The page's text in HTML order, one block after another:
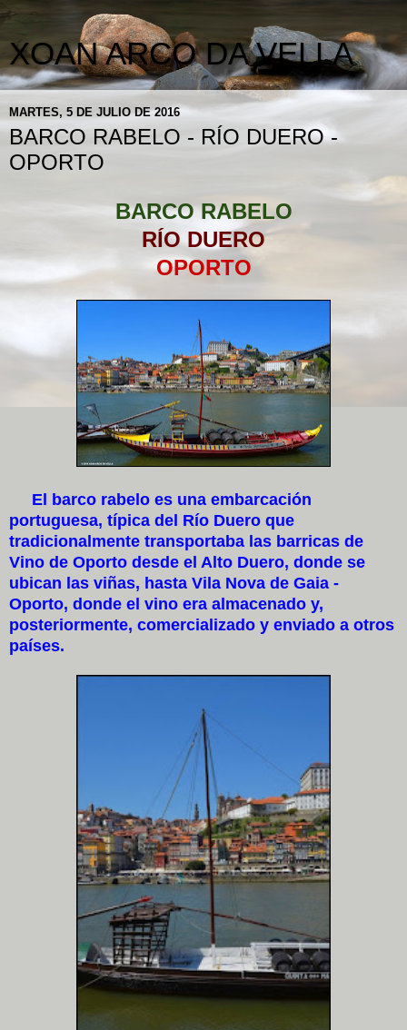
XOAN ARCO DA VELLA
MARTES, 5 DE JULIO DE 2016
BARCO RABELO - RÍO DUERO -
OPORTO
BARCO RABELO
RÍO DUERO
OPORTO
El barco rabelo es una embarcación
portuguesa, típica del Río Duero que
tradicionalmente transportaba las barricas de
Vino de Oporto desde el Alto Duero, donde se
ubican las viñas, hasta Vila Nova de Gaia -
Oporto, donde el vino era almacenado y,
posteriormente, comercializado y enviado a otros
países.